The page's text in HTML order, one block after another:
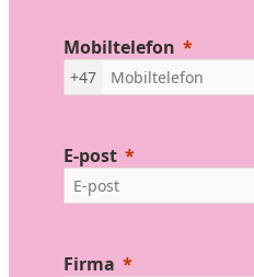
Mobiltelefon
+47
E-post
Firma